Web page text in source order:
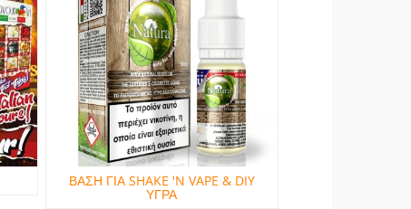
ΒΑΣΗ ΓΙΑ SHAKE 'N VAPE & DIY
ΥΓΡΑ